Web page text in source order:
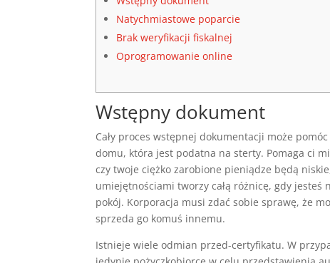
Natychmiastowe poparcie
Brak weryfikacji fiskalnej
Oprogramowanie online
Wstępny dokument
Cały proces wstępnej dokumentacji może
domu, która jest podatna na sterty. Pomaga ci
czy twoje ciężko zarobione pieniądze będą
umiejętnościami tworzy całą różnicę, gdy
pokój. Korporacja musi zdać sobie sprawę, że
sprzeda go komuś innemu.
Istnieje wiele odmian przed-certyfikatu. W